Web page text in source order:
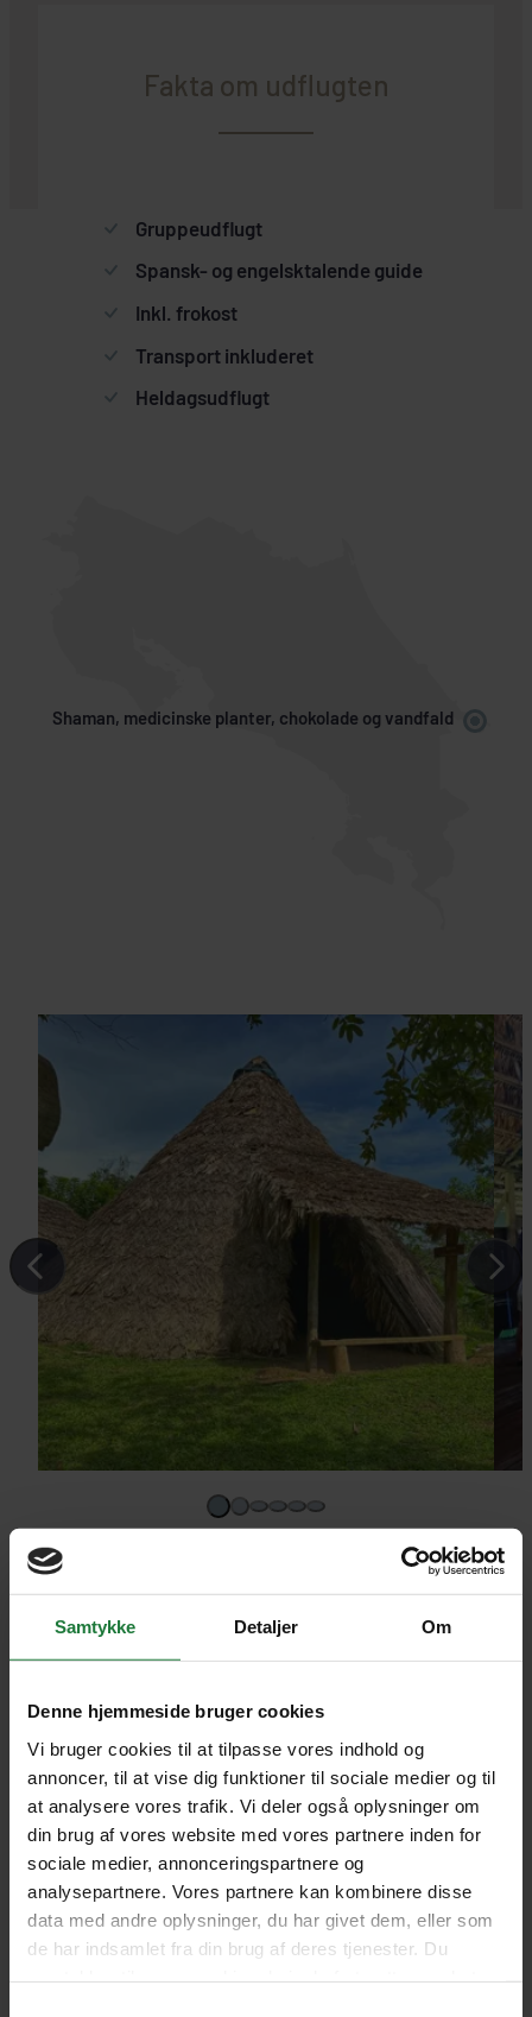
Samtykke Detaljer Om
Denne hjemmeside bruger cookies
Vi bruger cookies til at tilpasse vores indhold og
annoncer, til at vise dig funktioner til sociale medier og til
at analysere vores trafik. Vi deler også oplysninger om
din brug af vores website med vores partnere inden for
sociale medier, annonceringspartnere og
analysepartnere. Vores partnere kan kombinere disse
data med andre oplysninger, du har givet dem, eller som
de har indsamlet fra din brug af deres tjenester. Du
Fakta om udflugten
Gruppeudflugt
Spansk- og engelsktalende guide
Inkl. frokost
Transport inkluderet
Heldagsudflugt
Vi anbefaler helt klart både
Stjernegaard Rejser og Costa Rica til
alle vi kender
EVA